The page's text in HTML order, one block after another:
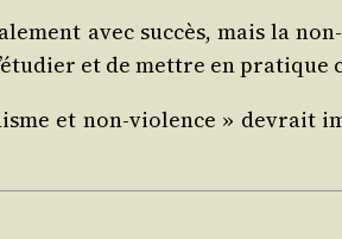
avec suc­cès, mais la
et de mettre en pra­tique
et non‑violence » devrait